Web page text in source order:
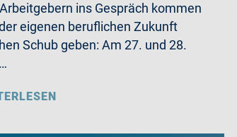
ins Gespräch kommen
eigenen beruflichen Zukunft
Schub geben: Am 27. und 28.